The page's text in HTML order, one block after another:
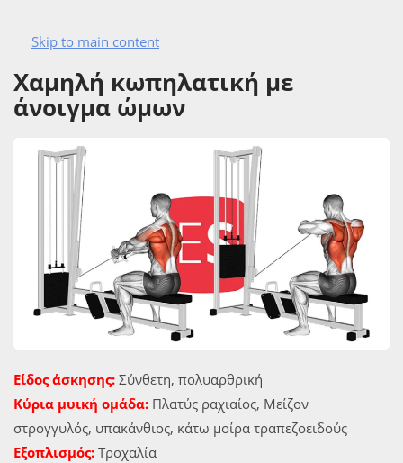
Skip to main content
ΑΣΚΗΣΙΟΛΟΓΙΟ ΠΛΑΤΗ
Χαμηλή κωπηλατική με
άνοιγμα ώμων
Είδος άσκησης: Σύνθετη, πολυαρθρική
Κύρια μυική ομάδα: Πλατύς ραχιαίος, Μείζον
στρογγυλός, υπακάνθιος, κάτω μοίρα τραπεζοειδούς
Εξοπλισμός: Τροχαλία